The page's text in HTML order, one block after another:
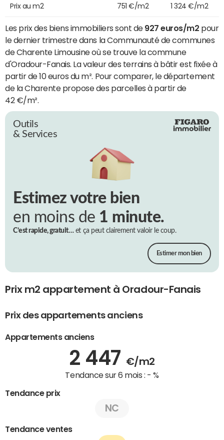
Prix au m2 751 €/m2 1 324 €/m2
Les prix des biens immobiliers sont de 927 euros/m2 pour
le dernier trimestre dans la Communauté de communes
de Charente Limousine où se trouve la commune
d'Oradour-Fanais. La valeur des terrains à bâtir est fixée à
partir de 10 euros du m². Pour comparer, le département
de la Charente propose des parcelles à partir de
42 €/m².
Outils
& Services
Estimez votre bien
en moins de 1 minute.
C’est rapide, gratuit…et ça peut clairement valoir le coup.
Estimer mon bien
Prix m2 appartement à Oradour-Fanais
Prix des appartements anciens
Appartements anciens
2 447 €/m2
Tendance sur 6 mois : - %
Tendance prix
NC
Tendance ventes